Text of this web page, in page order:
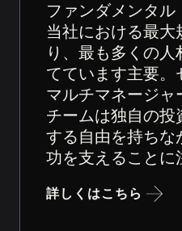
ファンダメンタル
当社における最大
り、最も多くの
てています主要。
マルチマネージャ
チームは独自の投
する自由を持ちな
功を支えることに
詳しくはこちら